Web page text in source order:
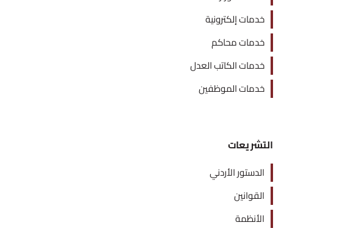
خدمات إلكترونية
خدمات محاكم
خدمات الكاتب العدل
خدمات الموظفين
التشريعات
الدستور الأردني
القوانين
الأنظمة